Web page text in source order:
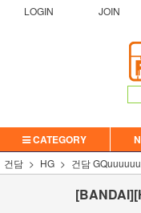
LOGIN JOIN
CATEGORY
건담 HG 건담